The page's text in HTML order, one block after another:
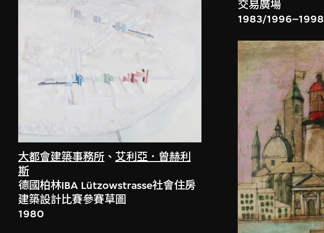
大都會建築事務所 、艾利亞．曾赫利
斯
德國柏林IBA Lützowstrasse社會住房
建築設計比賽參賽草圖
1980
交易廣場
1983/1996–1998